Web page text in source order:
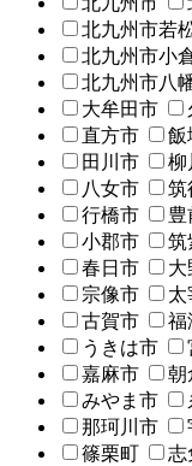
北九州市若
北九州市小
北九州市八
大牟田市
直方市
飯
田川市
柳
八女市
筑
行橋市
豊
小郡市
筑
春日市
大
宗像市
太
古賀市
福
うきは市
嘉麻市
朝
みやま市
那珂川市
篠栗町
志